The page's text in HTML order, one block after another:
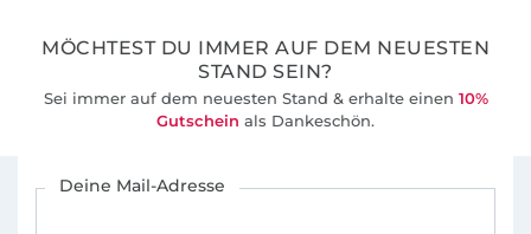
MÖCHTEST DU IMMER AUF DEM NEUESTEN
STAND SEIN?
Sei immer auf dem neuesten Stand & erhalte einen 10%
Gutschein als Dankeschön.
Deine Mail-Adresse